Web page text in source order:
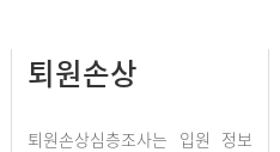
퇴원손상
퇴원손상심층조사는 입원 정보